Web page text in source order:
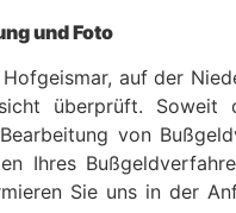
und Foto
auf der
überprüft.
von
Ihres
Sie uns in der